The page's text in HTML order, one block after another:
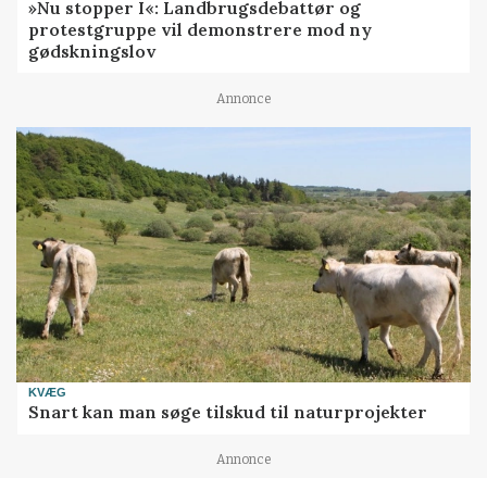
»Nu stopper I«: Landbrugsdebattør og
protestgruppe vil demonstrere mod ny
gødskningslov
Annonce
KVÆG
Snart kan man søge tilskud til naturprojekter
Annonce